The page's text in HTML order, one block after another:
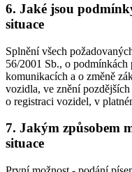
6. Jaké jsou
situace
Splnění všech
56/2001 Sb., o
komunikacích a o změně
vozidla, ve znění
o registraci vozidel, v
7. Jakým způsobem
situace